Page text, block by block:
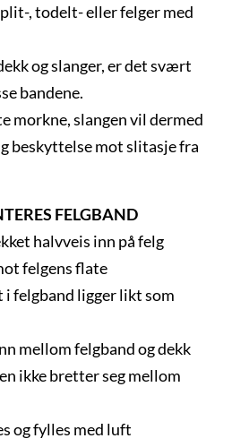
, todelt- eller felger med
og slanger, er det svært
bandene.
morkne, slangen vil dermed
beskyttelse mot slitasje fra
FELGBAND
halvveis inn på felg
felgens flate
i felgband ligger likt som
mellom felgband og dekk
ikke bretter seg mellom
og fylles med luft